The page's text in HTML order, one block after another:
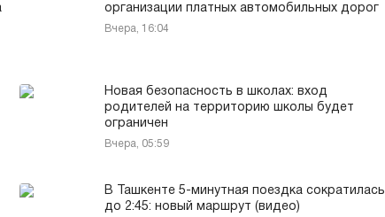
организации платных автомобильных дорог
Вчера, 16:04
Новая безопасность в школах: вход
родителей на территорию школы будет
ограничен
Вчера, 05:59
В Ташкенте 5-минутная поездка сократилась
до 2:45: новый маршрут (видео)